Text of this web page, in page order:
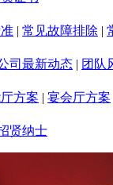
| 常见故障排除 |
司最新动态 | 团队
方案 | 宴会厅方案
贤纳士